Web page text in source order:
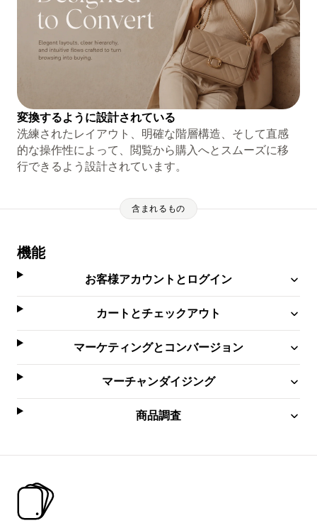
変換するように設計されている
洗練されたレイアウト、明確な階層構造、そして直感
的な操作性によって、閲覧から購入へとスムーズに移
行できるよう設計されています。
含まれるもの
機能
お客様アカウントとログイン
カートとチェックアウト
マーケティングとコンバージョン
マーチャンダイジング
商品調査